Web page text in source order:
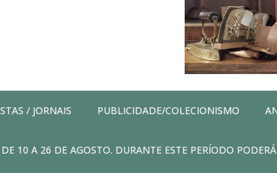
/ JORNAIS PUBLICIDADE/COLECIONISMO
10 A 26 DE AGOSTO. DURANTE ESTE PERÍODO